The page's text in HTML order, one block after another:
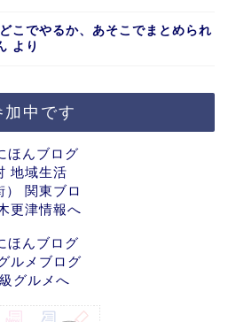
こでやるか、あそこでまとめられ
より
中です